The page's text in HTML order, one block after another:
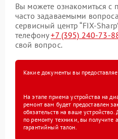
Вы можете ознакомиться
часто задаваемыми
сервисный центр “FIX-
телефону+7 (395) 240-73-
свой вопрос.
Какие документы вы
На этапе приема устройства на
ремонт вам будет предоставлен
обязательств на ваше
по ремонту техники, вы получите
гарантийный талон.